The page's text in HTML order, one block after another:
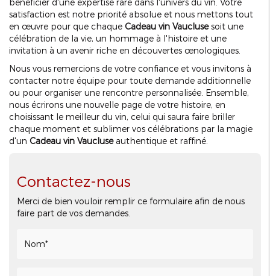
satisfaction est notre priorité absolue et nous mettons tout
en œuvre pour que chaque Cadeau vin Vauclusesoit une
célébration de la vie, un hommage à l'histoire et une
invitation à un avenir riche en découvertes œnologiques.
Nous vous remercions de votre confiance et vous invitons à
contacter notre équipe pour toute demande additionnelle
ou pour organiser une rencontre personnalisée. Ensemble,
nous écrirons une nouvelle page de votre histoire, en
choisissant le meilleur du vin, celui qui saura faire briller
chaque moment et sublimer vos célébrations par la magie
d'un Cadeau vin Vaucluseauthentique et raffiné.
Contactez-nous
Merci de bien vouloir remplir ce formulaire afin de nous
faire part de vos demandes.